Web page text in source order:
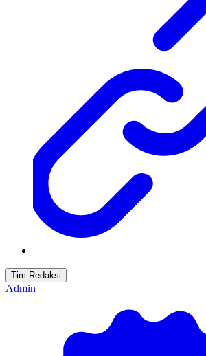
Tim Redaksi
Admin